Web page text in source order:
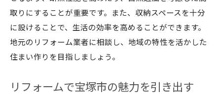
取りにすることが重要です。また、収納スペースを十分
に設けることで、生活の効率を高めることができます。
地元のリフォーム業者に相談し、地域の特性を活かした
住まい作りを目指しましょう。
リフォームで宝塚市の魅力を引き出す